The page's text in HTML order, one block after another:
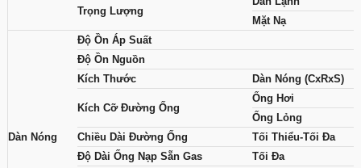
Trọng Lượng
Mặt Nạ
Dàn Nóng
Độ Ồn Áp Suất
Độ Ồn Nguồn
Kích Thước
Dàn Nóng (CxRxS)
Kích Cỡ Đường Ống
Ống Hơi
Ống Lỏng
Chiều Dài Đường Ống
Tối Thiểu-Tối Đa
Độ Dài Ống Nạp Sẵn Gas
Tối Đa